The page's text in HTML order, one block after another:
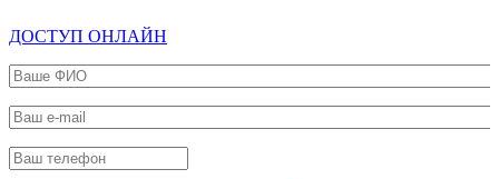
ДОСТУП ОНЛАЙН
Ваше ФИО
Ваш e-mail
Ваш телефон